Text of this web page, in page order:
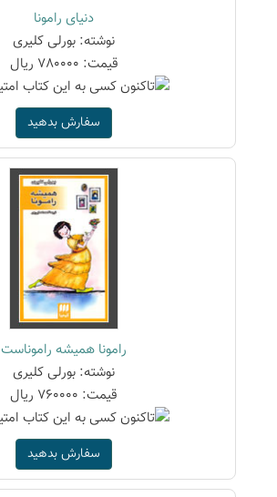
دنیای رامونا
نوشته: بورلی کلیری
قیمت: 780000 ریال
سفارش بدهید
رامونا همیشه راموناست
نوشته: بورلی کلیری
قیمت: 760000 ریال
سفارش بدهید